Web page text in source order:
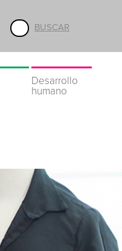
BUSCAR
Desarrollo
humano